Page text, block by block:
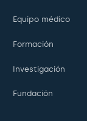
Equipo médico
Formación
Investigación
Fundación